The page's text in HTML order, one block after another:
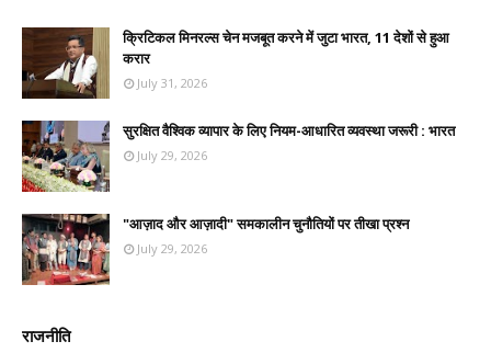
क्रिटिकल मिनरल्स चेन मजबूत करने में जुटा भारत, 11 देशों से हुआ
करार
July 31, 2026
सुरक्षित वैश्विक व्यापार के लिए नियम-आधारित व्यवस्था जरूरी : भारत
July 29, 2026
"आज़ाद और आज़ादी" समकालीन चुनौतियों पर तीखा प्रश्न
July 29, 2026
राजनीति